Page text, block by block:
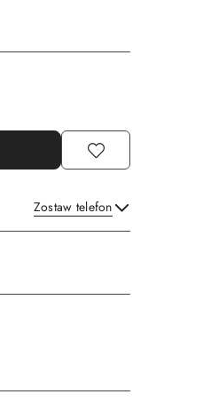
Zostaw telefon
Wyślij